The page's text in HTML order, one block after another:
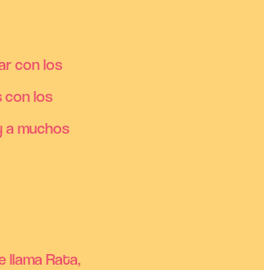
con los
con los
muchos
llama Rata,